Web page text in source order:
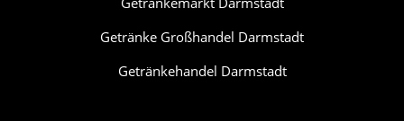
Getränke Großhandel Darmstadt
Getränkehandel Darmstadt